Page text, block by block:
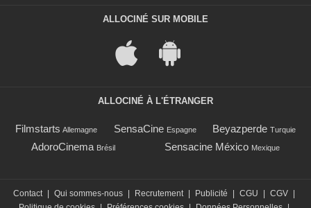
ALLOCINÉ SUR MOBILE
ALLOCINÉ À L'ÉTRANGER
Filmstarts Allemagne SensaCine Espagne Beyazperde Turquie
AdoroCinema Brésil Sensacine México Mexique
Contact Qui sommes-nous Recrutement Publicité CGU CGV